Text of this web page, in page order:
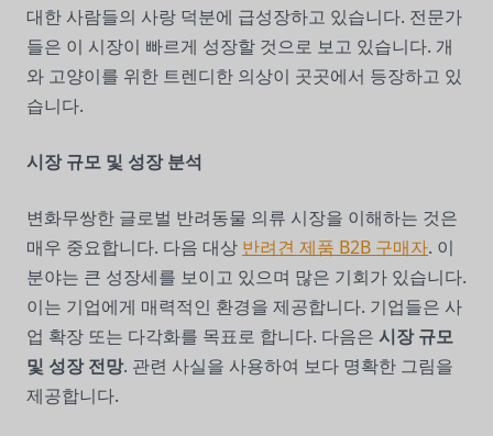
대한 사람들의 사랑 덕분에 급성장하고 있습니다. 전문가
들은 이 시장이 빠르게 성장할 것으로 보고 있습니다. 개
와 고양이를 위한 트렌디한 의상이 곳곳에서 등장하고 있
습니다.
시장 규모 및 성장 분석
변화무쌍한 글로벌 반려동물 의류 시장을 이해하는 것은
매우 중요합니다. 다음 대상 반려견 제품 B2B 구매자. 이
분야는 큰 성장세를 보이고 있으며 많은 기회가 있습니다.
이는 기업에게 매력적인 환경을 제공합니다. 기업들은 사
업 확장 또는 다각화를 목표로 합니다. 다음은 시장 규모
및 성장 전망. 관련 사실을 사용하여 보다 명확한 그림을
제공합니다.